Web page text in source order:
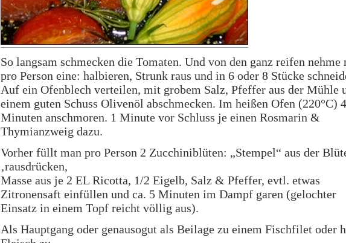
So langsam schmecken die Tomaten. Und von den ganz reifen nehme
pro Person eine: halbieren, Strunk raus und in 6 oder 8 Stücke
Auf ein Ofenblech verteilen, mit grobem Salz, Pfeffer aus der Mühle
einem guten Schuss Olivenöl abschmecken. Im heißen Ofen (220°C) 4
Minuten anschmoren. 1 Minute vor Schluss je einen Rosmarin &
Thymianzweig dazu.
Vorher füllt man pro Person 2 Zucchiniblüten: „Stempel“ aus der
‚rausdrücken,
Masse aus je 2 EL Ricotta, 1/2 Eigelb, Salz & Pfeffer, evtl. etwas
Zitronensaft einfüllen und ca. 5 Minuten im Dampf garen (gelochter
Einsatz in einem Topf reicht völlig aus).
Als Hauptgang oder genausogut als Beilage zu einem Fischfilet oder